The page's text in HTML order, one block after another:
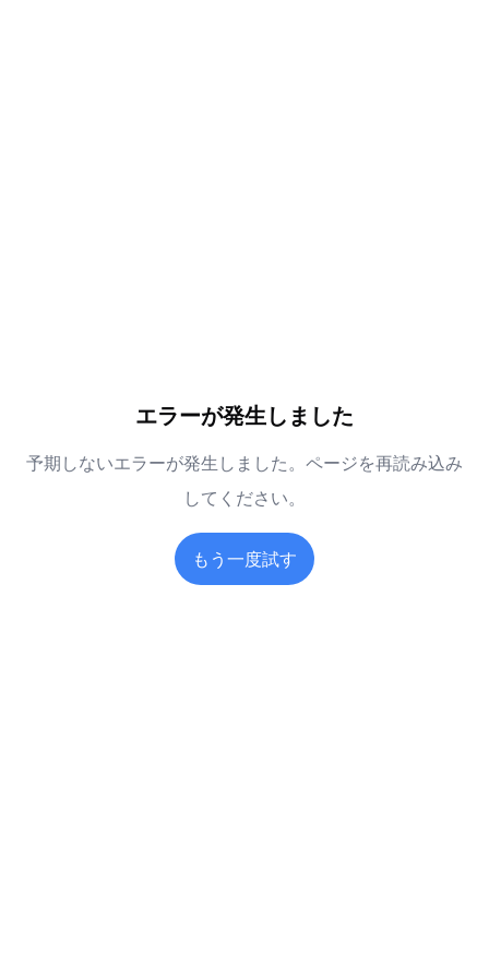
エラーが発生しました
予期しないエラーが発生しました。ページを再読み込み
してください。
もう一度試す